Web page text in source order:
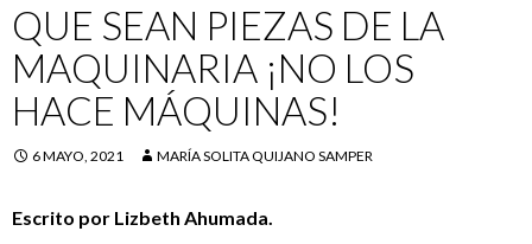
QUE SEAN PIEZAS DE LA
MAQUINARIA ¡NO LOS
HACE MÁQUINAS!
6 MAYO, 2021 MARÍA SOLITA QUIJANO SAMPER
Escrito por Lizbeth Ahumada.